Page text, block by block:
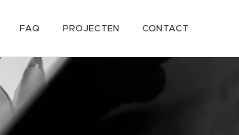
FAQ PROJECTEN CONTACT